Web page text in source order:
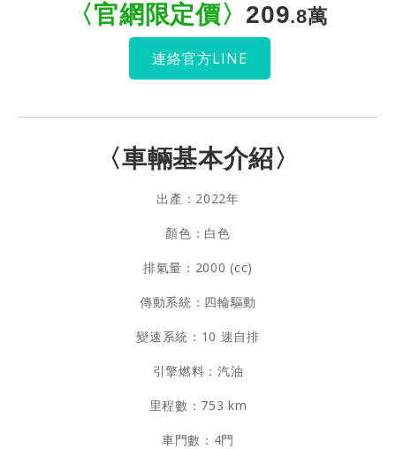
〈官網限定價〉 209.8萬
連絡官方LINE
〈車輛基本介紹〉
出產：2022年
顏色：白色
排氣量：2000 (cc)
傳動系統：四輪驅動
變速系統：10 速自排
引擎燃料：汽油
里程數：753 km
車門數：4門